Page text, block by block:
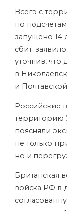
Всего с
по
запущено 14
сбит,
уточнив,
в
и
Российские
территорию
поясняли
не только
но и
Британская
войска РФ в